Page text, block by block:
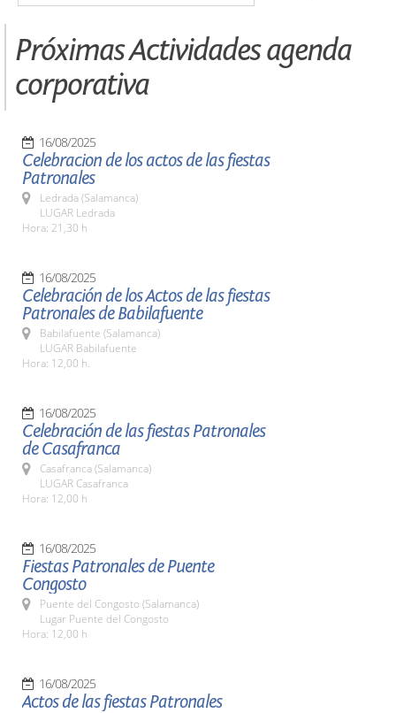
Próximas Actividades agenda
corporativa
16/08/2025
Celebracion de los actos de las fiestas
Patronales
Ledrada (Salamanca)
LUGAR Ledrada
Hora: 21,30 h
16/08/2025
Celebración de los Actos de las fiestas
Patronales de Babilafuente
Babilafuente (Salamanca)
LUGAR Babilafuente
Hora: 12,00 h.
16/08/2025
Celebración de las fiestas Patronales
de Casafranca
Casafranca (Salamanca)
LUGAR Casafranca
Hora: 12,00 h
16/08/2025
Fiestas Patronales de Puente
Congosto
Puente del Congosto (Salamanca)
Lugar Puente del Congosto
Hora: 12,00 h
16/08/2025
Actos de las fiestas Patronales